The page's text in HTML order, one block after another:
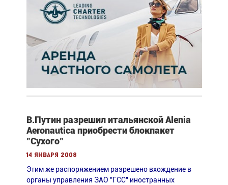
В.Путин разрешил итальянской Alenia
Aeronautica приобрести блокпакет
"Сухого"
14 января 2008
Этим же распоряжением разрешено вхождение в
органы управления ЗАО "ГСС" иностранных